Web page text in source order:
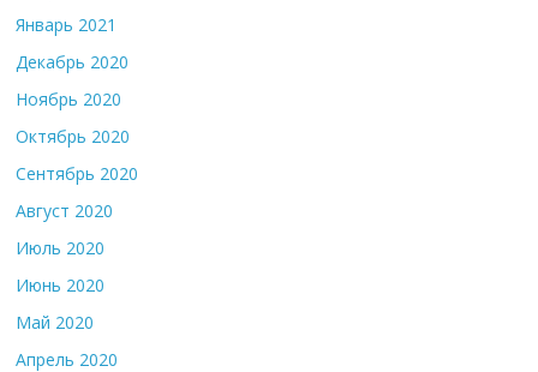
Январь 2021
Декабрь 2020
Ноябрь 2020
Октябрь 2020
Сентябрь 2020
Август 2020
Июль 2020
Июнь 2020
Май 2020
Апрель 2020